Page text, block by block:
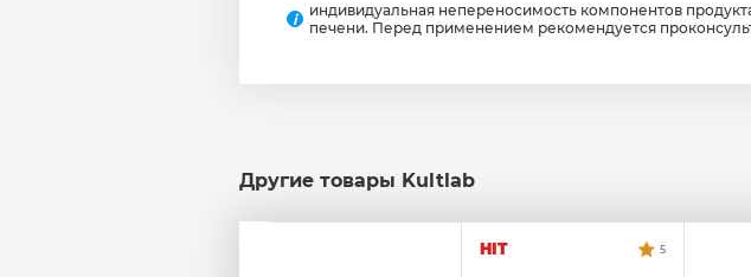
i
индивидуальная непереносимость компонентов
печени. Перед применением рекомендуется
Другие товары Kultlab
HIT 5